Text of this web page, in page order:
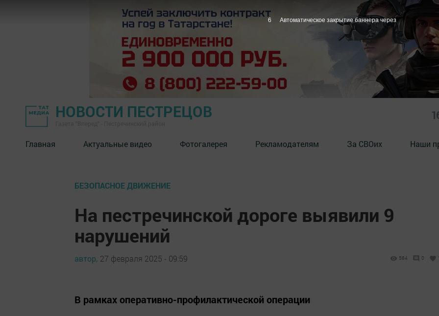
НОВОСТИ ПЕСТРЕЦОВ
Главная Актуальные видео Фотогалерея Рекламодателям За СВОих Наши
БЕЗОПАСНОЕ ДВИЖЕНИЕ
На пестречинской дороге выявили 9
нарушений
автор, 27 февраля 2025 - 09:59 584 0
В рамках оперативно-профилактической операции
5 Автоматическое закрытие баннера через